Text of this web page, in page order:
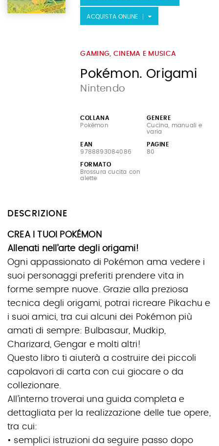
ACQUISTA ONLINE
GAMING, CINEMA E MUSICA
Pokémon. Origami
Nintendo
COLLANA
Pokémon
GENERE
Cucina, manuali e
varia
EAN
9788893084086
PAGINE
80
FORMATO
Brossura cucita con
alette
DESCRIZIONE
CREA I TUOI POKÉMON
Allenati nell’arte degli origami!
Ogni appassionato di Pokémon ama vedere i
suoi personaggi preferiti prendere vita in
forme sempre nuove. Grazie alla preziosa
tecnica degli origami, potrai ricreare Pikachu e
i suoi amici, tra cui alcuni dei Pokémon più
amati di sempre: Bulbasaur, Mudkip,
Charizard, Gengar e molti altri!
Questo libro ti aiuterà a costruire dei piccoli
capolavori di carta con cui giocare o da
collezionare.
All’interno troverai una guida completa e
dettagliata per la realizzazione delle tue opere,
tra cui:
• semplici istruzioni da seguire passo dopo